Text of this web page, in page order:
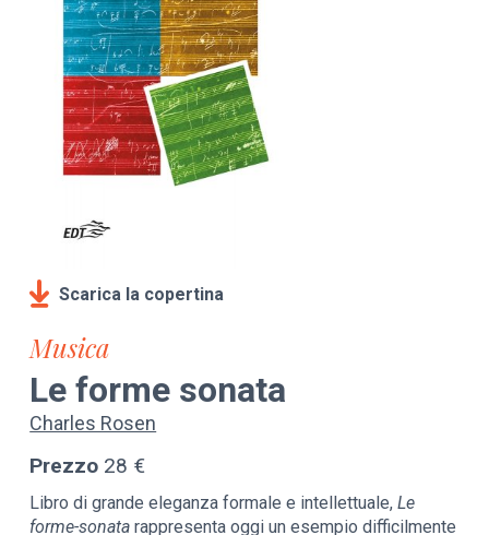
Scarica la copertina
Musica
Le forme sonata
Charles Rosen
Prezzo 28 €
Libro di grande eleganza formale e intellettuale,Le
forme-sonata rappresenta oggi un esempio difficilmente